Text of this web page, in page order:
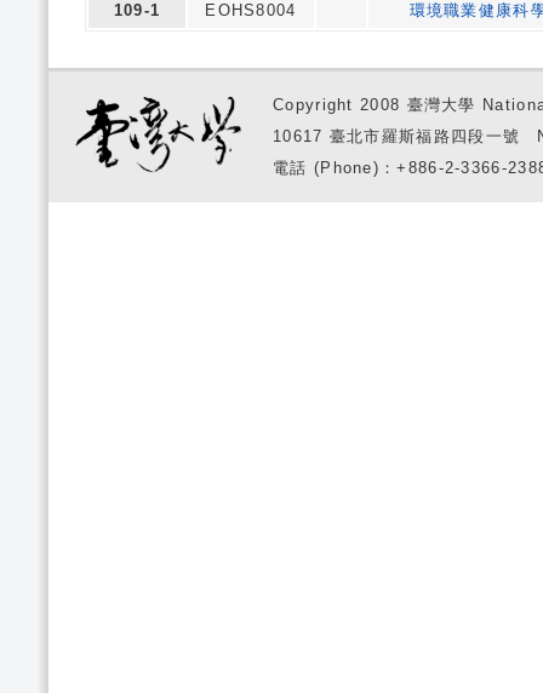
109-1
EOHS8004 環境職業健康科
Copyright 2008 臺灣大學
10617 臺北市羅斯福路四段一
電話 (Phone)：+886-2-3366-